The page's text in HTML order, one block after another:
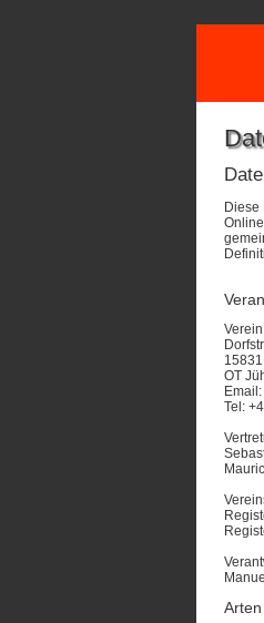
Diese
OT
Tel: